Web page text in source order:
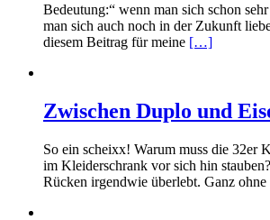
Bedeutung:“ wenn man sich schon
man sich auch noch in der Zukunft
diesem Beitrag für meine […]
Zwischen Duplo und
So ein scheixx! Warum muss die 32er
im Kleiderschrank vor sich hin
Rücken irgendwie überlebt. Ganz ohne